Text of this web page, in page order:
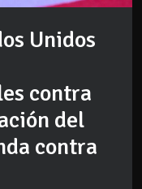
Unidos
contra
del
contra